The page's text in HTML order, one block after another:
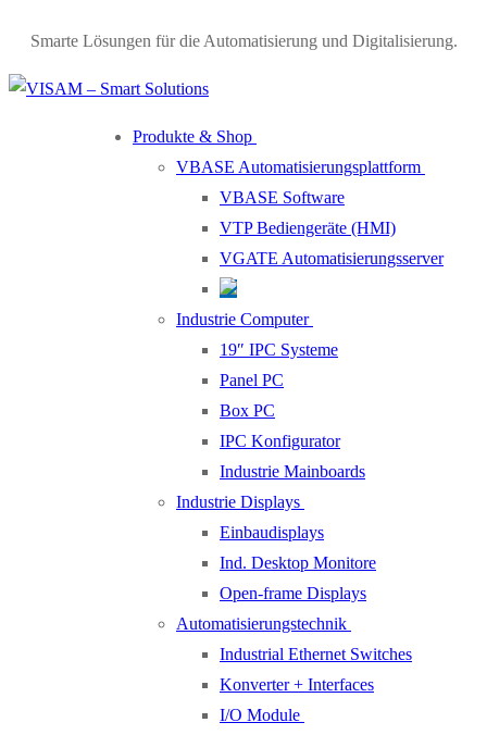
Smarte Lösungen für die Automatisierung und Digitalisierung.
Produkte & Shop
VBASE Automatisierungsplattform
VBASE Software
VTP Bediengeräte (HMI)
VGATE Automatisierungsserver
Industrie Computer
19″ IPC Systeme
Panel PC
Box PC
IPC Konfigurator
Industrie Mainboards
Industrie Displays
Einbaudisplays
Ind. Desktop Monitore
Open-frame Displays
Automatisierungstechnik
Industrial Ethernet Switches
Konverter + Interfaces
I/O Module